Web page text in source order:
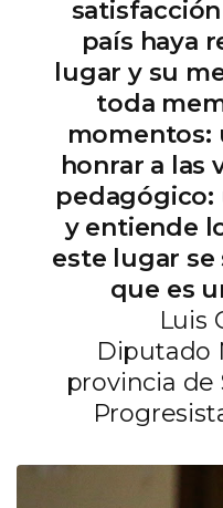
país haya
lugar y su
toda
momentos:
honrar a las
pedagógico:
y entiende
este lugar se
que es
Luis
Diputado
provincia de